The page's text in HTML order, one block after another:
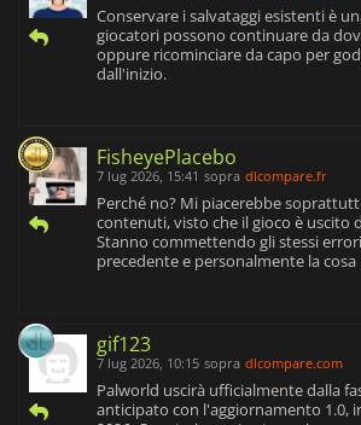
Conservare i salvataggi esistenti è
giocatori possono continuare da
oppure ricominciare da capo per
dall'inizio.
FisheyePlacebo
7 lug 2026, 15:41 sopra dlcompare.fr
Perché no? Mi piacerebbe
contenuti, visto che il gioco è uscito
Stanno commettendo gli stessi
precedente e personalmente la
gif123
7 lug 2026, 10:15 sopra dlcompare.com
Palworld uscirà ufficialmente dalla
anticipato con l'aggiornamento 1.0,